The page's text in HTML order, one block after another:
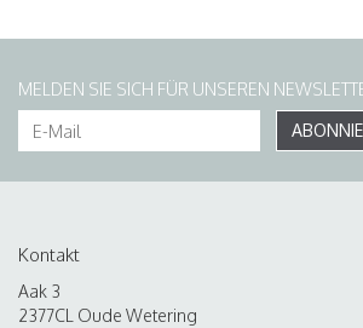
MELDEN SIE SICH FÜR UNSEREN
Kontakt
Aak 3
2377CL Oude Wetering